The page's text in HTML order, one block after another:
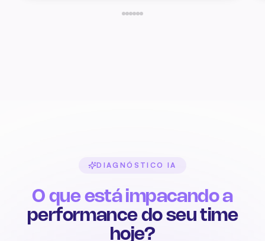
com a menor taxa do
DIAGNÓSTICO IA